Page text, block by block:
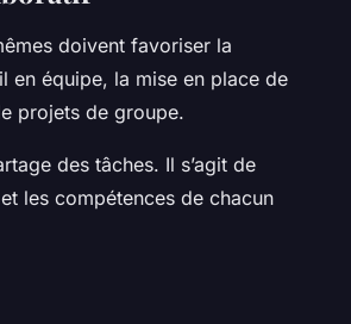
doivent favoriser la
en équipe, la mise en place de
projets de groupe.
des tâches. Il s’agit de
les compétences de chacun